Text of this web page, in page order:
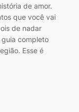
de amor.
que você vai
de nadar
guia completo
Esse é